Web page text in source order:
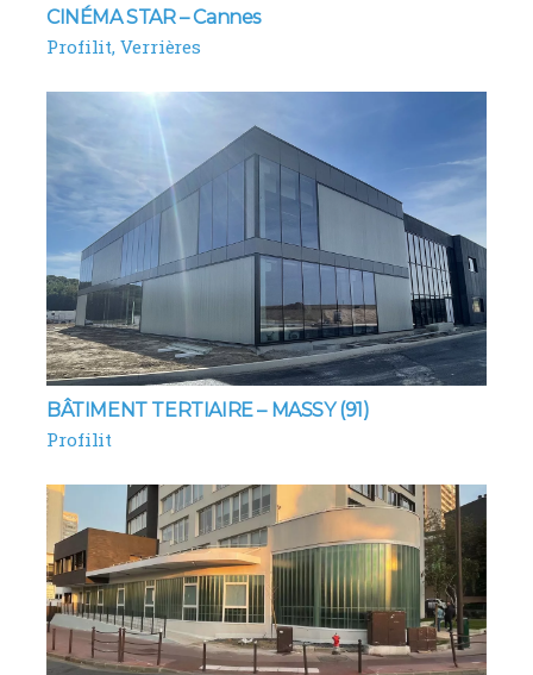
CINÉMA STAR – Cannes
Profilit Verrières
BÂTIMENT TERTIAIRE – MASSY (91)
Profilit